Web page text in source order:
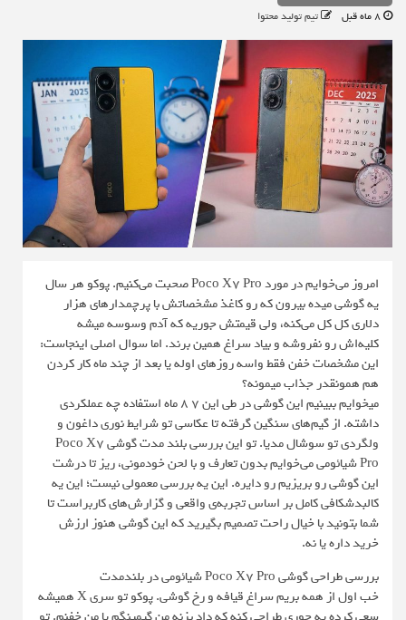
تیم تولید محتوا
امروز می‌خوایم در مورد Poco X7 Pro صحبت می‌کنیم. پوکو هر سال
یه گوشی میده بیرون که رو کاغذ مشخصاتش با پرچمدارهای هزار
دلاری کل‌ کل می‌کنه، ولی قیمتش جوریه که آدم وسوسه میشه
کلیه‌اش رو نفروشه و بیاد سراغ همین برند. اما سوال اصلی اینجاست:
این مشخصات خفن فقط واسه روزهای اوله یا بعد از چند ماه کار کردن
هم همونقدر جذاب میمونه؟
میخوایم ببینیم این گوشی در طی این 7 8 ماه استفاده چه عملکردی
داشته. از گیم‌های سنگین گرفته تا عکاسی تو شرایط نوری داغون و
ولگردی تو سوشال مدیا. تو این بررسی بلند مدت گوشی Poco X7
Pro شیائومی می‌خوایم بدون تعارف و با لحن خودمونی، ریز تا درشت
این گوشی رو بریزیم رو دایره. این یه بررسی معمولی نیست؛ این یه
کالبدشکافی کامل بر اساس تجربه‌ی واقعی و گزارش‌های کاربراست تا
شما بتونید با خیال راحت تصمیم بگیرید که این گوشی هنوز ارزش
خرید داره یا نه.
بررسی طراحی گوشی Poco X7 Pro شیائومی در بلندمدت
خب اول از همه بریم سراغ قیافه و رخ گوشی. پوکو تو سری X همیشه